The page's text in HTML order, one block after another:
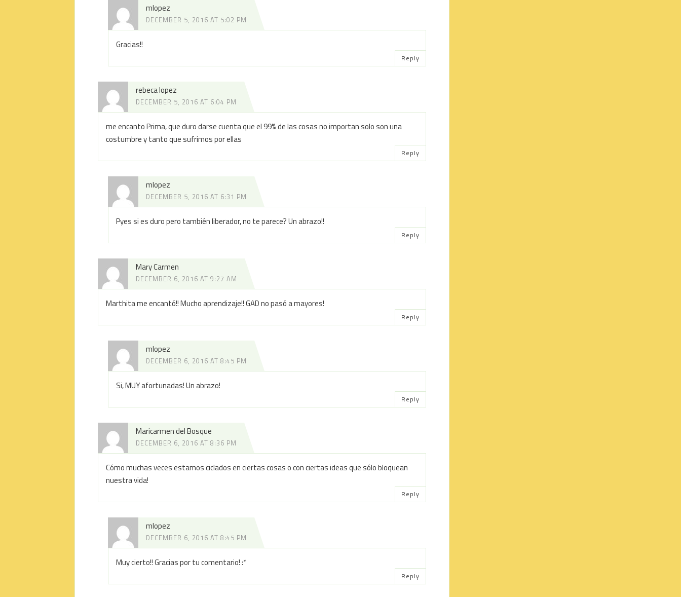
mlopez
DECEMBER 5, 2016 AT 5:02 PM
Gracias!!
Reply
rebeca lopez
DECEMBER 5, 2016 AT 6:04 PM
me encanto Prima, que duro darse cuenta que el 99% de las cosas no importan solo son una
costumbre y tanto que sufrimos por ellas
Reply
mlopez
DECEMBER 5, 2016 AT 6:31 PM
Pyes si es duro pero también liberador, no te parece? Un abrazo!!
Reply
Mary Carmen
DECEMBER 6, 2016 AT 9:27 AM
Marthita me encantó!! Mucho aprendizaje!! GAD no pasó a mayores!
Reply
mlopez
DECEMBER 6, 2016 AT 8:45 PM
Si, MUY afortunadas! Un abrazo!
Reply
Maricarmen del Bosque
DECEMBER 6, 2016 AT 8:36 PM
Cómo muchas veces estamos ciclados en ciertas cosas o con ciertas ideas que sólo bloquean
nuestra vida!
Reply
mlopez
DECEMBER 6, 2016 AT 8:45 PM
Muy cierto!! Gracias por tu comentario! :*
Reply